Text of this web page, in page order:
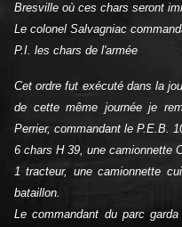
Bresville où ces chars seront
Le colonel Salvagniac
P.I. les chars de l'armée
Cet ordre fut exécuté dans la
de cette même journée je
Perrier, commandant le P.E.B.
6 chars H 39, une camionnette
1 tracteur, une camionnette
bataillon.
Le commandant du parc